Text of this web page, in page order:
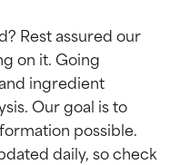
Rest assured our
on it. Going
ingredient
Our goal is to
possible.
daily, so check
de
de